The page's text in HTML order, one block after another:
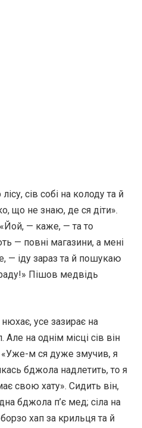
сів собі на колоду та й
що не знаю, де ся діти».
— каже, — та то
— повні магазини, а мені
— іду зараз та й пошукаю
Пішов медвідь
нюхає, усе зазирає на
на однім місці сів він
«Уже-м ся дуже змучив, я
бджола надлетить, то я
свою хату». Сидить він,
бджола п’є мед; сіла на
борзо хап за крильця та й